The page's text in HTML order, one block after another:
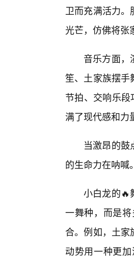
卫而充满活力
光芒，仿佛将张
音乐方面，
笙、土家族摆手
节拍、交响乐
满了现代感和力
当激昂的
的生命力在呐喊。
小白龙的🔥
一舞种，而是
合。例如，土
动势用一种更